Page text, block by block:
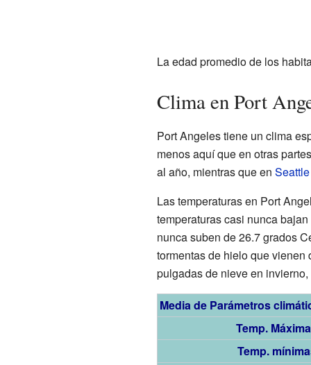
La edad promedio de los
Clima en Port
Port Angeles tiene un clima
menos aquí que en otras
al año, mientras que en Seattle
Las temperaturas en Port
temperaturas casi nunca
nunca suben de 26.7 grados
tormentas de hielo que vienen
pulgadas de nieve en
Media de Parámetros
Temp.
Temp.